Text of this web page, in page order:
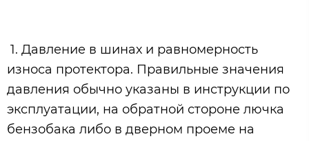
1. Давление в шинах и равномерность
износа протектора. Правильные значения
давления обычно указаны в инструкции по
эксплуатации, на обратной стороне лючка
бензобака либо в дверном проеме на